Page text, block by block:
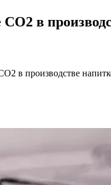
в
в производстве